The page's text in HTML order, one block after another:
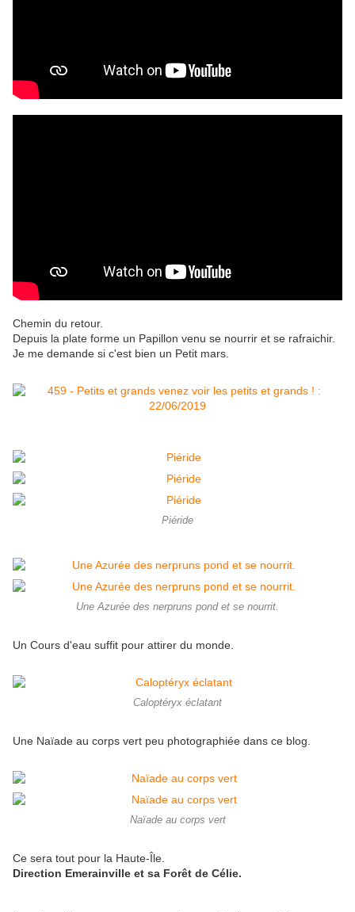
Chemin du retour.
Depuis la plate forme un Papillon venu se nourrir et se rafraichir.
Je me demande si c'est bien un Petit mars.
Piéride
Une Azurée des nerpruns pond et se nourrit.
Un Cours d'eau suffit pour attirer du monde.
Caloptéryx éclatant
Une Naïade au corps vert peu photographiée dans ce blog.
Naïade au corps vert
Ce sera tout pour la Haute-Île.
Direction Emerainville et sa Forêt de Célie.